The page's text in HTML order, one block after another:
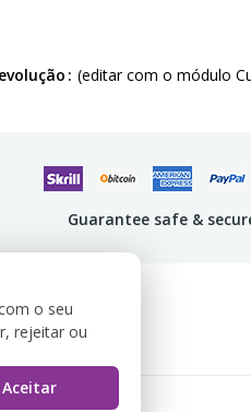
(editar com o módulo
Guarantee safe &
o seu
rejeitar ou
Aceitar